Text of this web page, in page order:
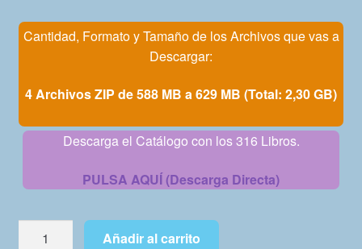
Cantidad, Formato y Tamaño de los Archivos que vas a
Descargar:
4 Archivos ZIP de 588 MB a 629 MB (Total: 2,30 GB)
Descarga el Catálogo con los 316 Libros.
PULSA AQUÍ (Descarga Directa)
COLECCIÓN
Añadir al carrito